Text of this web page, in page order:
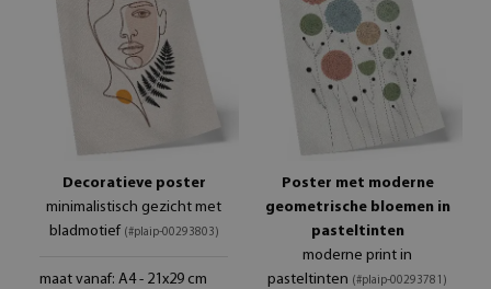
Decoratieve poster
minimalistisch gezicht met
bladmotief (#plaip-00293803)
maat vanaf: A4 - 21x29 cm
Poster met moderne
geometrische bloemen in
pasteltinten
moderne print in
pasteltinten (#plaip-00293781)